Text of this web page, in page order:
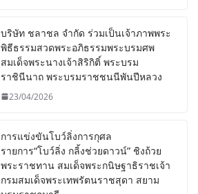
บริษัท ชลาชล จำกัด ร่วมเป็นเจ้าภาพพระ
พิธีธรรมสวดพระอภิธรรมพระบรมศพ
สมเด็จพระนางเจ้าสิริกิติ์ พระบรม
ราชินีนาถ พระบรมราชชนนีพันปีหลวง
23/04/2026
การแข่งขันโบว์ลิ่งการกุศล
รายการ“โบว์ลิ่ง กลิ้งช่วยดาวน์” ชิงถ้วย
พระราชทาน สมเด็จพระกนิษฐาธิราชเจ้า
กรมสมเด็จพระเทพรัตนราชสุดา สยาม